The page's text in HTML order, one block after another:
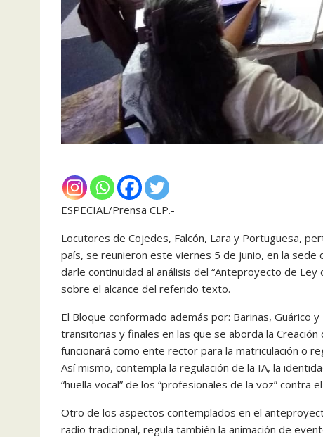
ESPECIAL/Prensa CLP.-
Locutores de Cojedes, Falcón, Lara y Portuguesa,
país, se reunieron este viernes 5 de junio, en la sede
darle continuidad al análisis del “Anteproyecto de
sobre el alcance del referido texto.
El Bloque conformado además por: Barinas, Guárico
transitorias y finales en las que se aborda la
funcionará como ente rector para la matriculación o
Así mismo, contempla la regulación de la IA, la
“huella vocal” de los “profesionales de la voz”
Otro de los aspectos contemplados en el
radio tradicional, regula también la animación de